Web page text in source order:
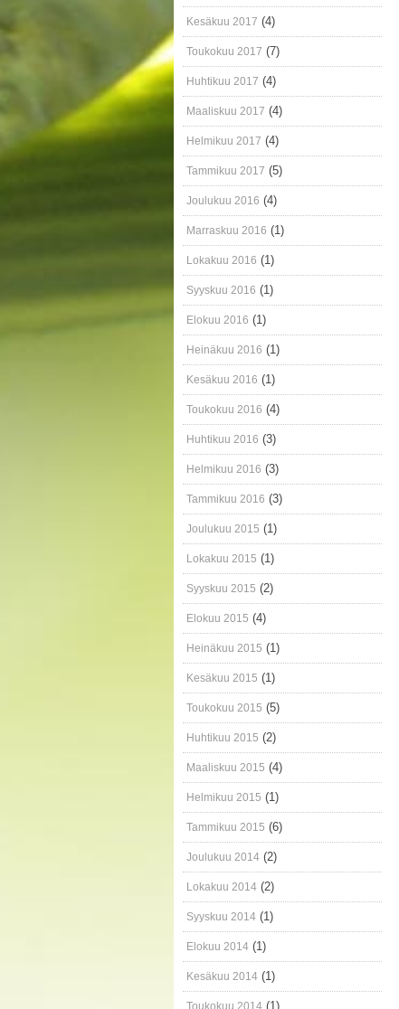
Kesäkuu 2017 (4)
Toukokuu 2017 (7)
Huhtikuu 2017 (4)
Maaliskuu 2017 (4)
Helmikuu 2017 (4)
Tammikuu 2017 (5)
Joulukuu 2016 (4)
Marraskuu 2016 (1)
Lokakuu 2016 (1)
Syyskuu 2016 (1)
Elokuu 2016 (1)
Heinäkuu 2016 (1)
Kesäkuu 2016 (1)
Toukokuu 2016 (4)
Huhtikuu 2016 (3)
Helmikuu 2016 (3)
Tammikuu 2016 (3)
Joulukuu 2015 (1)
Lokakuu 2015 (1)
Syyskuu 2015 (2)
Elokuu 2015 (4)
Heinäkuu 2015 (1)
Kesäkuu 2015 (1)
Toukokuu 2015 (5)
Huhtikuu 2015 (2)
Maaliskuu 2015 (4)
Helmikuu 2015 (1)
Tammikuu 2015 (6)
Joulukuu 2014 (2)
Lokakuu 2014 (2)
Syyskuu 2014 (1)
Elokuu 2014 (1)
Kesäkuu 2014 (1)
Toukokuu 2014 (1)